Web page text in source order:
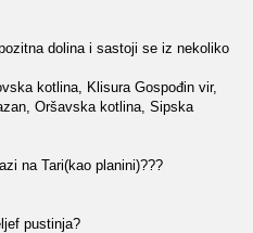
dolina i sastoji se iz nekoliko
kotlina, Klisura Gospođin vir,
Oršavska kotlina, Sipska
na Tari(kao planini)???
pustinja?